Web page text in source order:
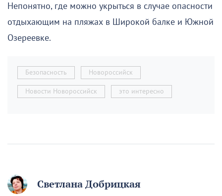
Непонятно, где можно укрыться в случае опасности
отдыхающим на пляжах в Широкой балке и Южной
Озереевке.
Безопасность Новороссийск
Новости Новороссийск это интересно
Светлана Добрицкая